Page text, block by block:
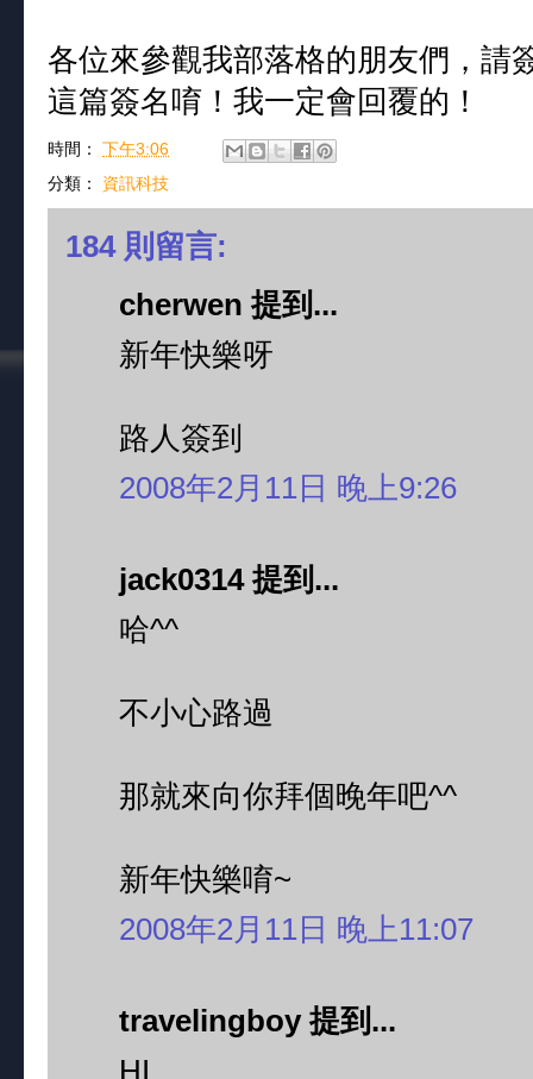
各位來參觀我部落格的朋友們，請
這篇簽名唷！我一定會回覆的！
時間： 下午3:06
分類： 資訊科技
184 則留言:
cherwen 提到...
新年快樂呀
路人簽到
2008年2月11日 晚上9:26
jack0314 提到...
哈^^
不小心路過
那就來向你拜個晚年吧^^
新年快樂唷~
2008年2月11日 晚上11:07
travelingboy 提到...
HI